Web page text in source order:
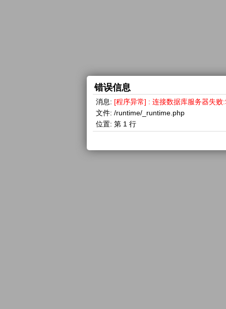
错误信息
消息: [程序异常] : 连接数据库服务器失
文件: /runtime/_runtime.php
位置: 第 1 行